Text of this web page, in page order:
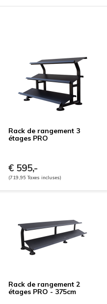
Rack de rangement 3
étages PRO
€ 595,-
(719,95 Taxes incluses)
Rack de rangement 2
étages PRO - 375cm